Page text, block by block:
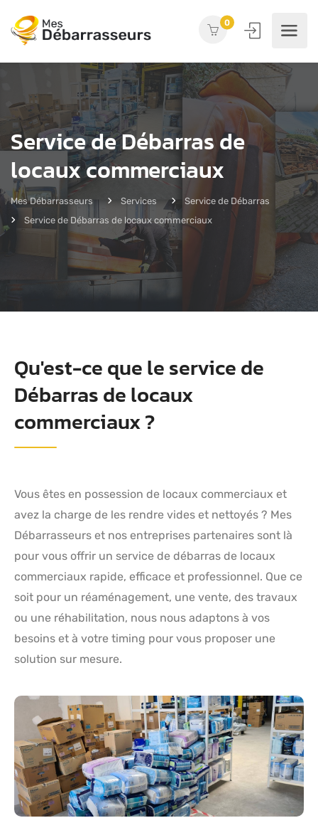
0
Service de Débarras de
locaux commerciaux
Mes Débarrasseurs Services
Service de Débarras
Service de Débarras de locaux commerciaux
Qu'est-ce que le service de
Débarras de locaux
commerciaux ?
Vous êtes en possession de locaux commerciaux et
avez la charge de les rendre vides et nettoyés ? Mes
Débarrasseurs et nos entreprises partenaires sont là
pour vous offrir un service de débarras de locaux
commerciaux rapide, efficace et professionnel. Que ce
soit pour un réaménagement, une vente, des travaux
ou une réhabilitation, nous nous adaptons à vos
besoins et à votre timing pour vous proposer une
solution sur mesure.